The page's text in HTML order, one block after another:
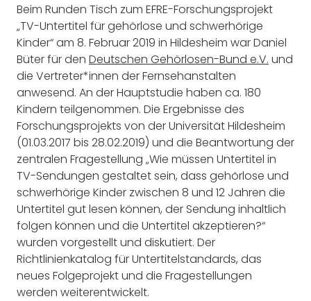
Beim Runden Tisch zum EFRE-Forschungsprojekt
„TV-Untertitel für gehörlose und schwerhörige
Kinder“ am 8. Februar 2019 in Hildesheim war Daniel
Büter für den Deutschen Gehörlosen-Bund e.V. und
die Vertreter*innen der Fernsehanstalten
anwesend. An der Hauptstudie haben ca. 180
Kindern teilgenommen. Die Ergebnisse des
Forschungsprojekts von der Universität Hildesheim
(01.03.2017 bis 28.02.2019) und die Beantwortung der
zentralen Fragestellung „Wie müssen Untertitel in
TV-Sendungen gestaltet sein, dass gehörlose und
schwerhörige Kinder zwischen 8 und 12 Jahren die
Untertitel gut lesen können, der Sendung inhaltlich
folgen können und die Untertitel akzeptieren?“
wurden vorgestellt und diskutiert. Der
Richtlinienkatalog für Untertitelstandards, das
neues Folgeprojekt und die Fragestellungen
werden weiterentwickelt.